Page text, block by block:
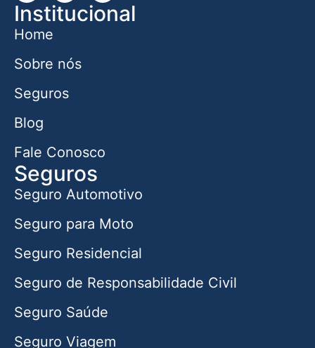
Institucional
Home
Sobre nós
Seguros
Blog
Fale Conosco
Seguros
Seguro Automotivo
Seguro para Moto
Seguro Residencial
Seguro de Responsabilidade Civil
Seguro Saúde
Seguro Viagem